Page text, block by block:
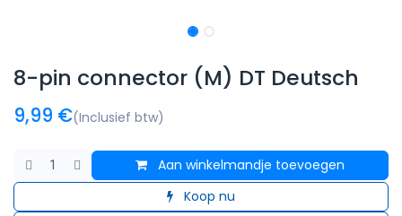
8-pin connector (M) DT Deutsch
9,99 €(Inclusief btw)
Aan winkelmandje toevoegen
Koop nu